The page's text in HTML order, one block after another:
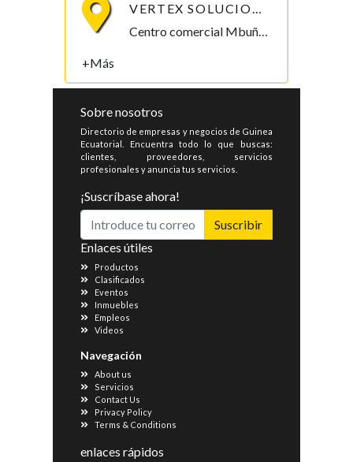
VERTEX SOLUCIONES S.L.
Centro comercial Mbuña Bocamba, primera planta. Bata, Litoral , Guinea Ecuatorial
+Más
Sobre nosotros
Directorio de empresas y negocios de Guinea
Ecuatorial. Encuentra todo lo que buscas:
clientes, proveedores, servicios
profesionales y anuncia tus servicios.
¡Suscríbase ahora!
Suscribir
Enlaces útiles
Productos
Clasificados
Eventos
Inmuebles
Empleos
Videos
Navegación
About us
Servicios
Contact Us
Privacy Policy
Terms & Conditions
enlaces rápidos